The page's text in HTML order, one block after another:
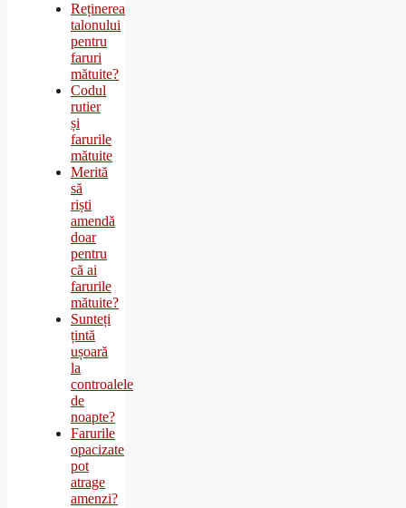
Reținerea
talonului
pentru
faruri
mătuite?
Codul
rutier
și
farurile
mătuite
Merită
să
riști
amendă
doar
pentru
că ai
farurile
mătuite?
Sunteți
țintă
ușoară
la
controalele
de
noapte?
Farurile
opacizate
pot
atrage
amenzi?